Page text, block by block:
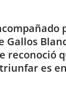
Gallos
reconoció
es